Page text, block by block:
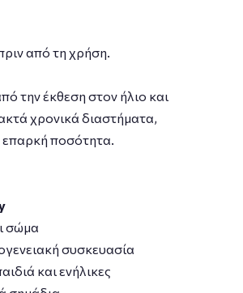
από τη χρήση.
την έκθεση στον ήλιο και
χρονικά διαστήματα,
ποσότητα.
σώμα
συσκευασία
και ενήλικες